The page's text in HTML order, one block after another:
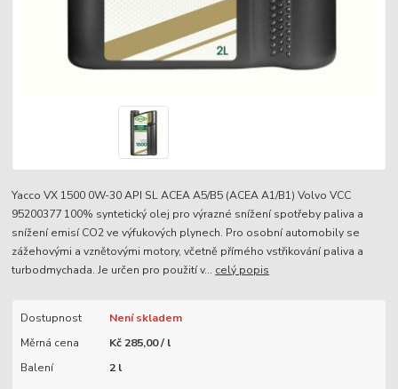
Yacco VX 1500 0W-30 API SL ACEA A5/B5 (ACEA A1/B1) Volvo VCC
95200377 100% syntetický olej pro výrazné snížení spotřeby paliva a
snížení emisí CO2 ve výfukových plynech. Pro osobní automobily se
zážehovými a vznětovými motory, včetně přímého vstřikování paliva a
turbodmychada. Je určen pro použití v... celý popis
Dostupnost
Není skladem
Měrná cena
Kč 285,00 / l
Balení
2 l